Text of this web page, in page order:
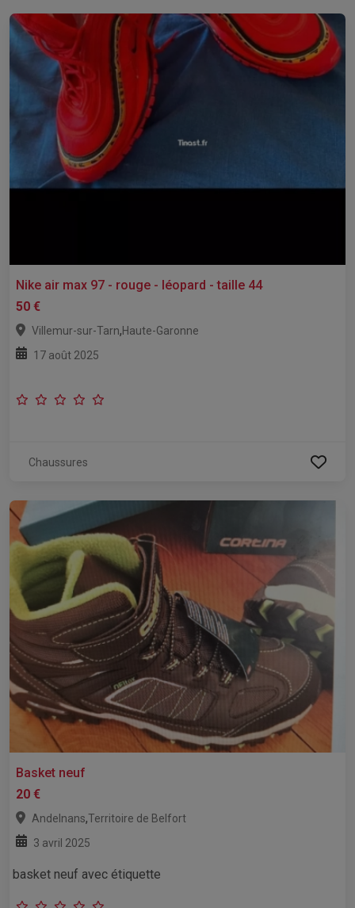
Nike air max 97 - rouge - léopard - taille 44
50 €
Villemur-sur-Tarn,Haute-Garonne
17 août 2025
Chaussures
Basket neuf
20 €
Andelnans,Territoire de Belfort
3 avril 2025
basket neuf avec étiquette